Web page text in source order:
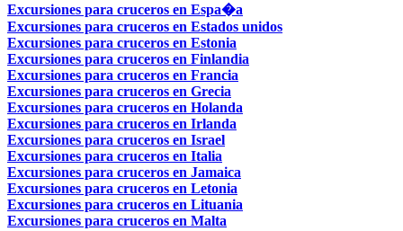
Excursiones para cruceros en Espa�a
Excursiones para cruceros en Estados unidos
Excursiones para cruceros en Estonia
Excursiones para cruceros en Finlandia
Excursiones para cruceros en Francia
Excursiones para cruceros en Grecia
Excursiones para cruceros en Holanda
Excursiones para cruceros en Irlanda
Excursiones para cruceros en Israel
Excursiones para cruceros en Italia
Excursiones para cruceros en Jamaica
Excursiones para cruceros en Letonia
Excursiones para cruceros en Lituania
Excursiones para cruceros en Malta